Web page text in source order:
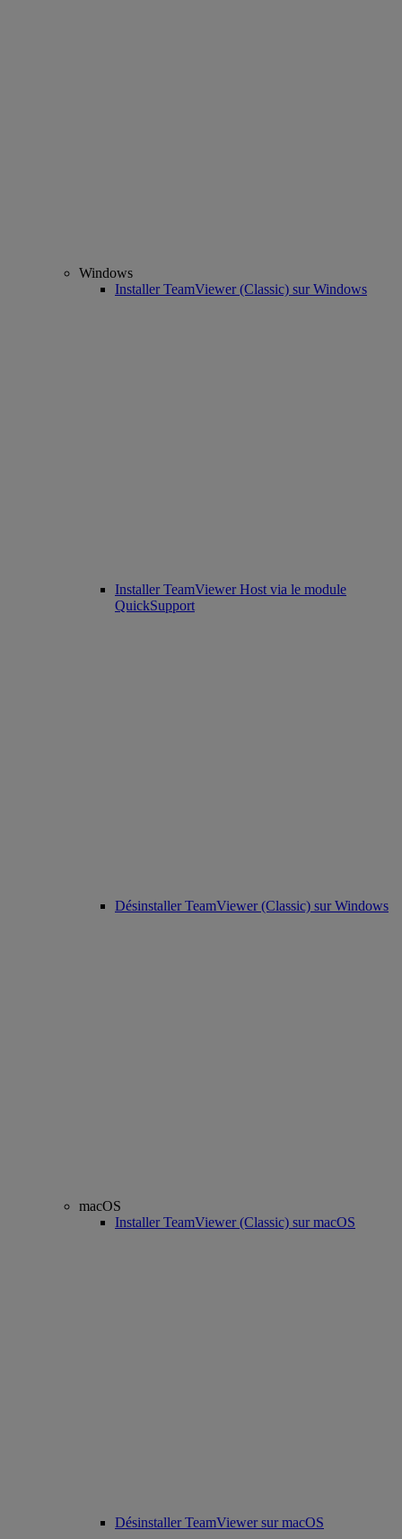
Windows
Installer TeamViewer (Classic) sur Windows
Installer TeamViewer Host via le module
QuickSupport
Désinstaller TeamViewer (Classic) sur Windows
macOS
Installer TeamViewer (Classic) sur macOS
Désinstaller TeamViewer sur macOS